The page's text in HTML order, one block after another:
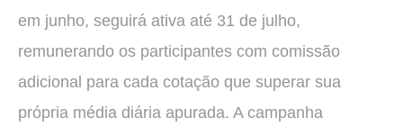
em junho, seguirá ativa até 31 de julho,
remunerando os participantes com comissão
adicional para cada cotação que superar sua
própria média diária apurada. A campanha